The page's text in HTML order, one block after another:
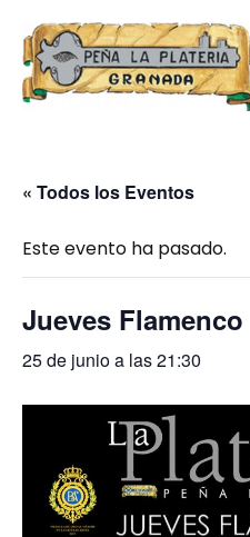
content
« Todos los Eventos
Este evento ha pasado.
Jueves Flamenco
25 de junio a las 21:30